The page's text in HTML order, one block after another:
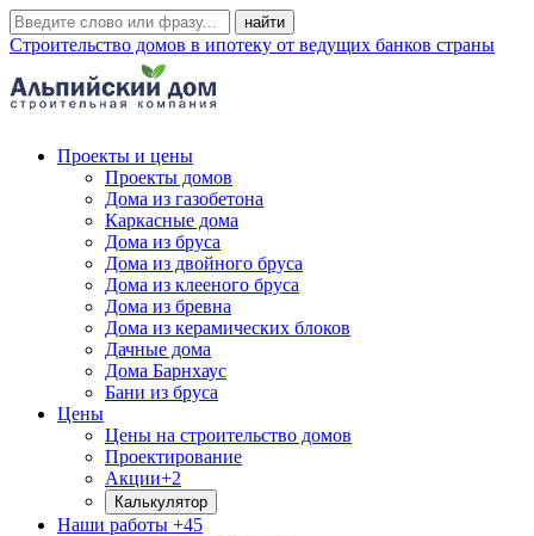
Строительство домов в ипотеку от ведущих банков страны
Проекты и цены
Проекты домов
Дома из газобетона
Каркасные дома
Дома из бруса
Дома из двойного бруса
Дома из клееного бруса
Дома из бревна
Дома из керамических блоков
Дачные дома
Дома Барнхаус
Бани из бруса
Цены
Цены на строительство домов
Проектирование
Акции+2
Калькулятор
Наши работы +45